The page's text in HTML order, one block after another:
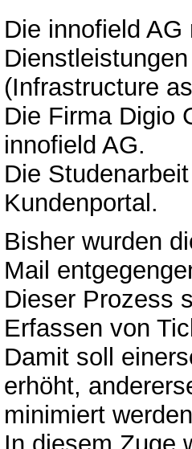
Die innofield
(Infrastructure
Die Firma Digio
innofield AG.
Die
Kundenportal.
Bisher wurden
Mail
Dieser Prozess
Erfassen von
Damit soll
erhöht,
minimiert